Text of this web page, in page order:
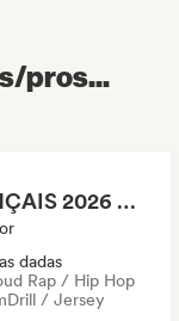
pros...
RAP FRANÇAIS 2026 🔥🇫🇷 (Way Records)
dadas
Rap / Hip Hop
Drill / Jersey